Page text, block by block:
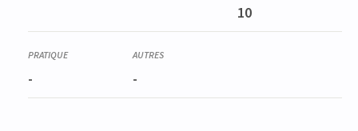
10
- -